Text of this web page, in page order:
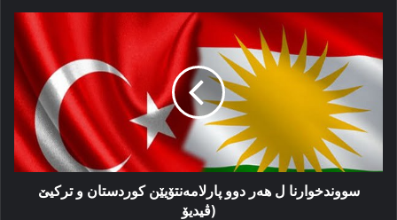
سووندخوارنا
ھەر
دوو
پارلامەنتۆیێن
كوردستان
و
تركیێ
(ڤیدیۆ
سووندخوارنا ل ھەر دوو پارلامەنتۆیێن كوردستان و تركیێ
(ڤیدیۆ